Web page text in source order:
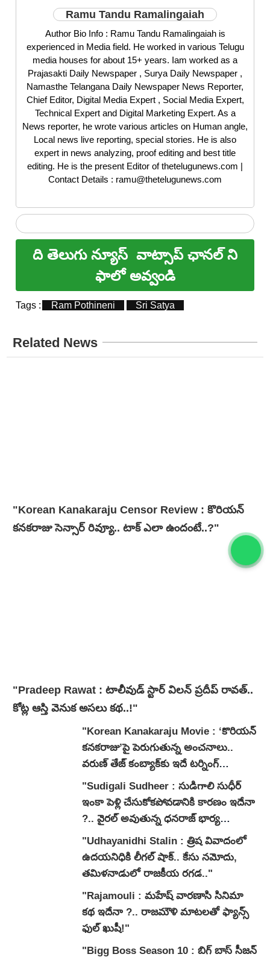
Ramu Tandu Ramalingaiah
Author Bio Info : Ramu Tandu Ramalingaiah is
experienced in Media field. He worked in various Telugu
media houses for about 15+ years. Iam worked as a
Prajasakti Daily Newspaper , Surya Daily Newspaper ,
Namasthe Telangana Daily Newspaper News Reporter,
Chief Editor, Digital Media Expert , Social Media Expert,
Technical Expert and Digital Marketing Expert. As a
News reporter, he wrote various articles on Human angle,
Local news live reporting, special stories. He is also
expert in news analyzing, proof editing and best title
editing. He is the present Editor of thetelugunews.com |
Contact Details : ramu@thetelugunews.com
ది తెలుగు న్యూస్ వాట్సాప్ ఛానల్ ని
ఫాలో అవ్వండి
Tags : Ram Pothineni Sri Satya
Related News
"Korean Kanakaraju Censor Review : కొరియన్
కనకరాజు సెన్సార్ రివ్యూ.. టాక్ ఎలా ఉందంటే..?"
"Pradeep Rawat : టాలీవుడ్ స్టార్ విలన్ ప్రదీప్ రావత్..
కోట్ల ఆస్తి వెనుక అసలు కథ..!"
"Korean Kanakaraju Movie : ‘కొరియన్
కనకరాజు’పై పెరుగుతున్న అంచనాలు..
వరుణ్ తేజ్ కంబ్యాక్‌కు ఇదే టర్నింగ్
పాయింట్ అవుతుందా?"
"Sudigali Sudheer : సుడిగాలి సుధీర్
ఇంకా పెళ్లి చేసుకోకపోవడానికి కారణం ఇదేనా
?.. వైరల్ అవుతున్న ధనరాజ్ భార్య
వ్యాఖ్యలు.."
"Udhayanidhi Stalin : త్రిష వివాదంలో
ఉదయనిధికి లీగల్ షాక్.. కేసు నమోదు,
తమిళనాడులో రాజకీయ రగడ.."
"Rajamouli : మహేష్ వారణాసి సినిమా
కథ ఇదేనా ?.. రాజమౌళి మాటలతో ఫ్యాన్స్
ఫుల్ ఖుషీ!"
"Bigg Boss Season 10 : బిగ్ బాస్ సీజన్